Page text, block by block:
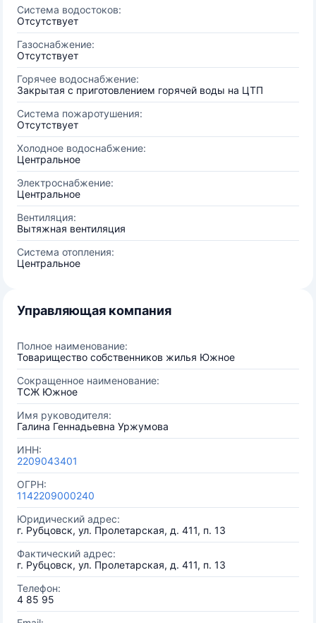
Система водостоков:
Отсутствует
Газоснабжение:
Отсутствует
Горячее водоснабжение:
Закрытая с приготовлением горячей воды на ЦТП
Система пожаротушения:
Отсутствует
Холодное водоснабжение:
Центральное
Электроснабжение:
Центральное
Вентиляция:
Вытяжная вентиляция
Система отопления:
Центральное
Управляющая компания
Полное наименование:
Товарищество собственников жилья Южное
Сокращенное наименование:
ТСЖ Южное
Имя руководителя:
Галина Геннадьевна Уржумова
ИНН:
2209043401
ОГРН:
1142209000240
Юридический адрес:
г. Рубцовск, ул. Пролетарская, д. 411, п. 13
Фактический адрес:
г. Рубцовск, ул. Пролетарская, д. 411, п. 13
Телефон:
4 85 95